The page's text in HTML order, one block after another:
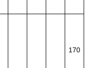
170